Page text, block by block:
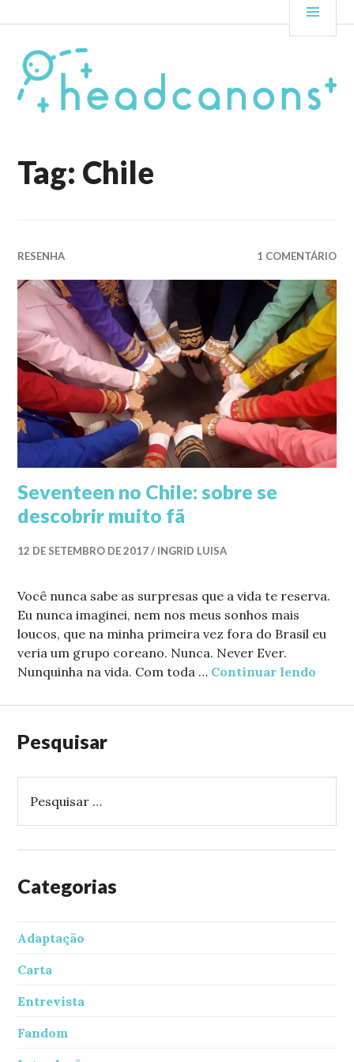
para
conteúdo
HEADCANONS
Tag: Chile
RESENHA 1 COMENTÁRIO
Seventeen no Chile: sobre se
descobrir muito fã
12 DE SETEMBRO DE 2017 INGRID LUISA
Você nunca sabe as surpresas que a vida te reserva.
Eu nunca imaginei, nem nos meus sonhos mais
loucos, que na minha primeira vez fora do Brasil eu
veria um grupo coreano. Nunca. Never Ever.
Nunquinha na vida. Com toda … Continuar lendo
Pesquisar
s
i
r
o
r
Categorias
Adaptação
Carta
Entrevista
Fandom